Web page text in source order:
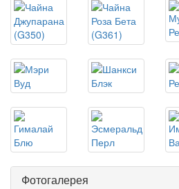
Фотогалерея